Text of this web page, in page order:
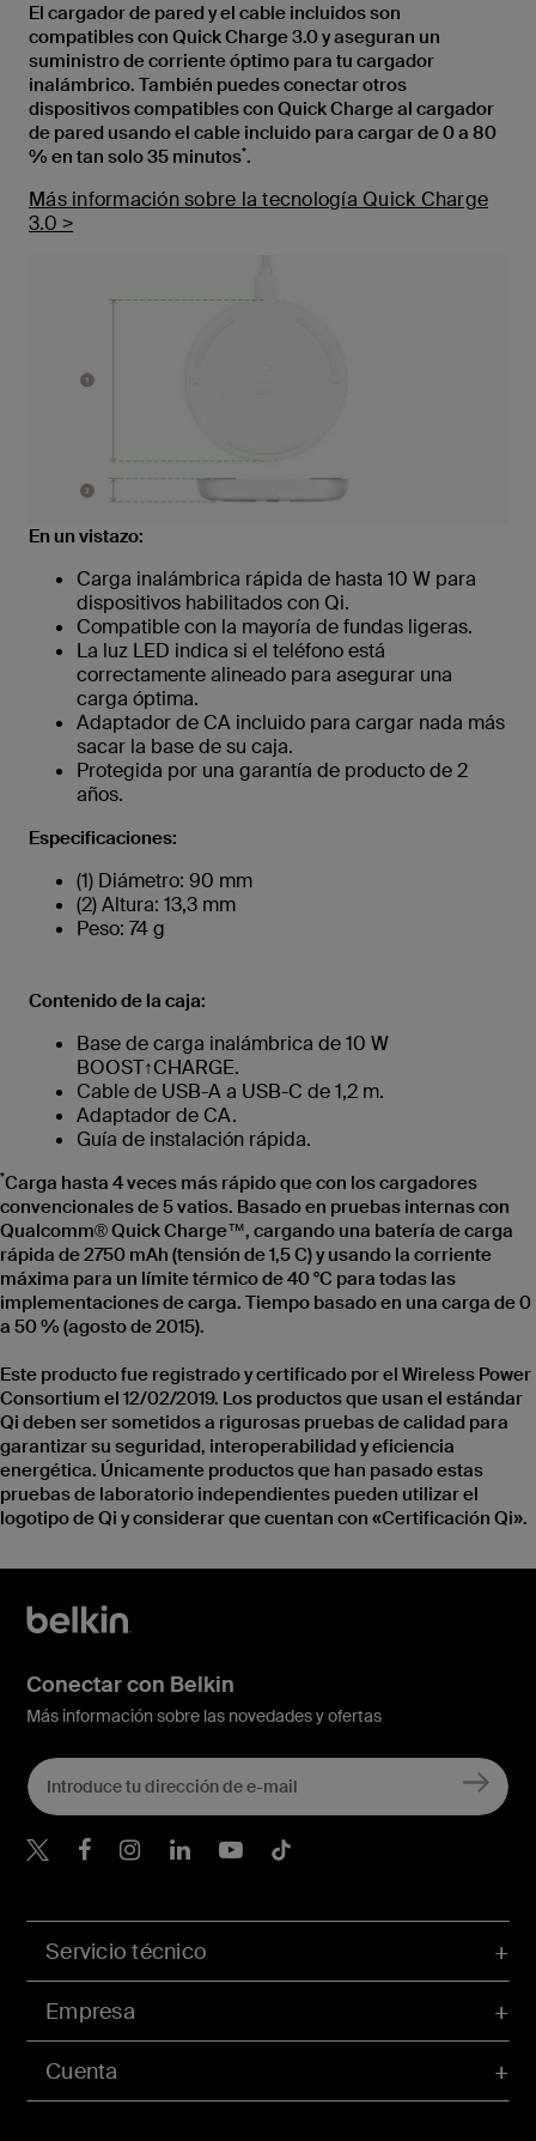
El cargador de pared y el cable incluidos son
compatibles con Quick Charge 3.0 y aseguran un
suministro de corriente óptimo para tu cargador
inalámbrico. También puedes conectar otros
dispositivos compatibles con Quick Charge al cargador
de pared usando el cable incluido para cargar de 0 a 80
% en tan solo 35 minutos*.
Más información sobre la tecnología Quick Charge
3.0 >
En un vistazo:
Carga inalámbrica rápida de hasta 10 W para
dispositivos habilitados con Qi.
Compatible con la mayoría de fundas ligeras.
La luz LED indica si el teléfono está
correctamente alineado para asegurar una
carga óptima.
Adaptador de CA incluido para cargar nada más
sacar la base de su caja.
Protegida por una garantía de producto de 2
años.
Especificaciones:
(1) Diámetro: 90 mm
(2) Altura: 13,3 mm
Peso: 74 g
Contenido de la caja:
Base de carga inalámbrica de 10 W
BOOST↑CHARGE.
Cable de USB-A a USB-C de 1,2 m.
Adaptador de CA.
Guía de instalación rápida.
*Carga hasta 4 veces más rápido que con los cargadores
convencionales de 5 vatios. Basado en pruebas internas con
Qualcomm® Quick Charge™, cargando una batería de carga
rápida de 2750 mAh (tensión de 1,5 C) y usando la corriente
máxima para un límite térmico de 40 °C para todas las
implementaciones de carga. Tiempo basado en una carga de 0
a 50 % (agosto de 2015).
Este producto fue registrado y certificado por el Wireless Power
Consortium el 12/02/2019. Los productos que usan el estándar
Qi deben ser sometidos a rigurosas pruebas de calidad para
garantizar su seguridad, interoperabilidad y eficiencia
energética. Únicamente productos que han pasado estas
pruebas de laboratorio independientes pueden utilizar el
logotipo de Qi y considerar que cuentan con «Certificación Qi».
Cuenta
Servicio técnico
Empresa
Conectar con Belkin
Más información sobre las novedades y ofertas
Belkin Twitter